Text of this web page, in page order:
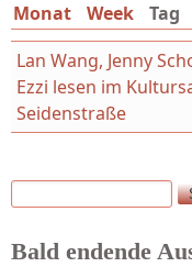
Monat Week Tag
Lan Wang, Jenny
Ezzi lesen im
Seidenstraße
Suchformular
Suche
Bald endende